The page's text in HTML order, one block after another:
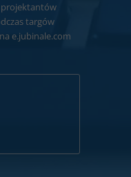
projektantów
targów
e.jubinale.com